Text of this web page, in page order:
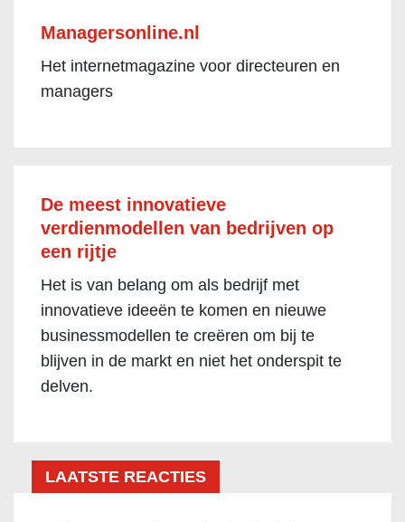
Managersonline.nl
Het internetmagazine voor directeuren en
managers
De meest innovatieve
verdienmodellen van bedrijven op
een rijtje
Het is van belang om als bedrijf met
innovatieve ideeën te komen en nieuwe
businessmodellen te creëren om bij te
blijven in de markt en niet het onderspit te
delven.
LAATSTE REACTIES